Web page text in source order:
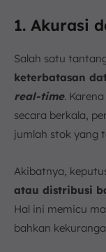
1. Akurasi
Salah satu
keterbatasan
real-time.
secara berkala,
jumlah stok yang
Akibatnya,
atau distribusi
Hal ini memicu
bahkan